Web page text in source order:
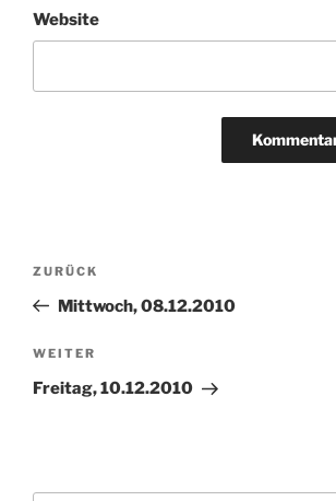
Website
Beitragsnavigation
Vorheriger
Beitrag
ZURÜCK
Mittwoch, 08.12.2010
Nächster
Beitrag
WEITER
Freitag, 10.12.2010